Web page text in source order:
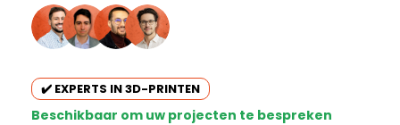
✔️ EXPERTS IN 3D-PRINTEN
Beschikbaar om uw projecten te bespreken